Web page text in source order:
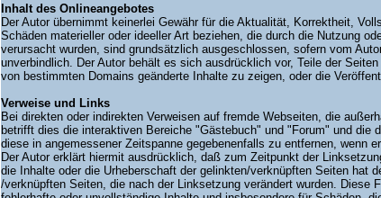
Inhalt des Onlineangebotes
Der Autor übernimmt keinerlei Gewähr für die Aktualität, Korrektheit,
Schäden materieller oder ideeller Art beziehen, die durch die Nutzung
verursacht wurden, sind grundsätzlich ausgeschlossen, sofern vom
unverbindlich. Der Autor behält es sich ausdrücklich vor, Teile der
von bestimmten Domains geänderte Inhalte zu zeigen, oder die
Verweise und Links
Bei direkten oder indirekten Verweisen auf fremde Webseiten, die
betrifft dies die interaktiven Bereiche "Gästebuch" und "Forum" und die
diese in angemessener Zeitspanne gegebenenfalls zu entfernen, wenn
Der Autor erklärt hiermit ausdrücklich, daß zum Zeitpunkt der
die Inhalte oder die Urheberschaft der gelinkten/verknüpften Seiten
/verknüpften Seiten, die nach der Linksetzung verändert wurden. Diese